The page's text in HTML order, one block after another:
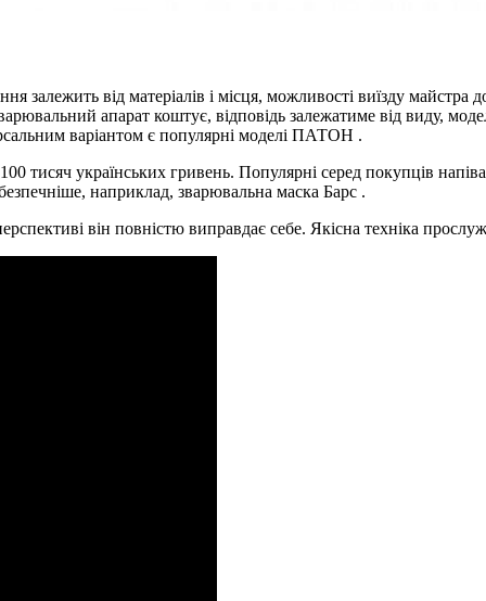
залежить від матеріалів і місця, можливості виїзду
апарат коштує, відповідь залежатиме від виду,
варіантом є популярні моделі ПАТОН .
тисяч українських гривень. Популярні серед покупців
наприклад, зварювальна маска Барс .
він повністю виправдає себе. Якісна техніка